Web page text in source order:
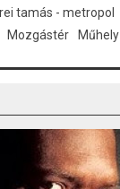
tamás - metropol
Mozgástér Műhely